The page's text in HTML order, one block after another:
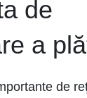
de
a
de